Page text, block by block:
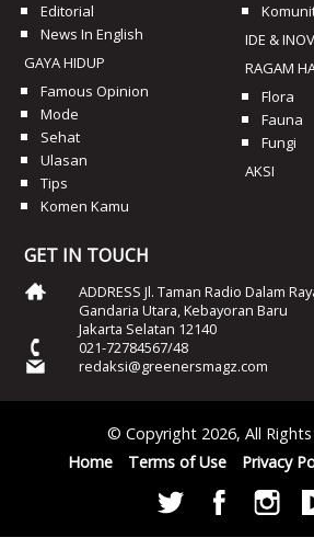
Editorial
News In English
GAYA HIDUP
Famous Opinion
Mode
Sehat
Ulasan
Tips
Komen Kamu
IDE &
RAGAM
Flora
Fauna
Fungi
AKSI
GET IN TOUCH
ADDRESS Jl. Taman Radio Dalam
Gandaria Utara, Kebayoran Baru
Jakarta Selatan 12140
021-72784567/48
redaksi@greenersmagz.com
© Copyright 2026, All Rights
Home
Terms of Use Privacy